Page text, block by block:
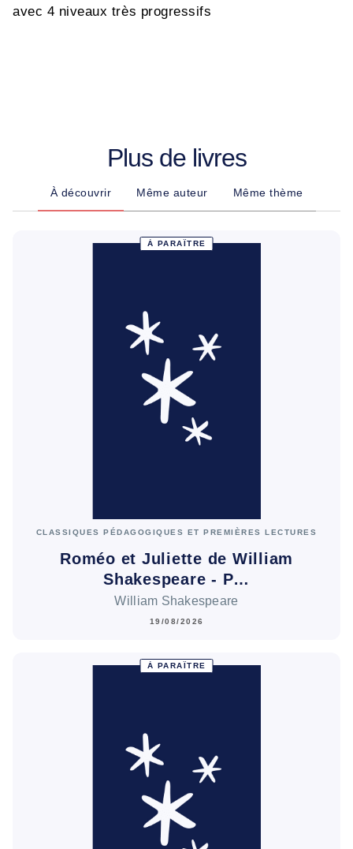
avec 4 niveaux très progressifs
Plus de livres
À découvrir Même auteur Même thème
À PARAÎTRE
CLASSIQUES PÉDAGOGIQUES ET PREMIÈRES LECTURES
Roméo et Juliette de William
Shakespeare - P…
William Shakespeare
19/08/2026
À PARAÎTRE